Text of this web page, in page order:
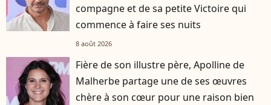
compagne et de sa petite Victoire qui
commence à faire ses nuits
8 août 2026
Fière de son illustre père, Apolline de
Malherbe partage une de ses œuvres
chère à son cœur pour une raison bien